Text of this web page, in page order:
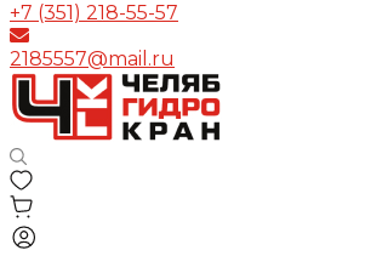
+7 (351) 218-55-57
2185557@mail.ru